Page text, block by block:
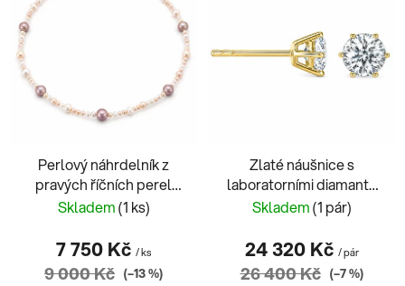
p
r
o
s
p
Perlový náhrdelník z
pravých říčních perel
multikolor
Skladem(1 ks)
7 750 Kč / ks
9 000 Kč (–13 %)
Zlaté náušnice s
laboratorními diamanty
1,08ct
Skladem(1 pár)
24 320 Kč / pár
26 400 Kč (–7 %)